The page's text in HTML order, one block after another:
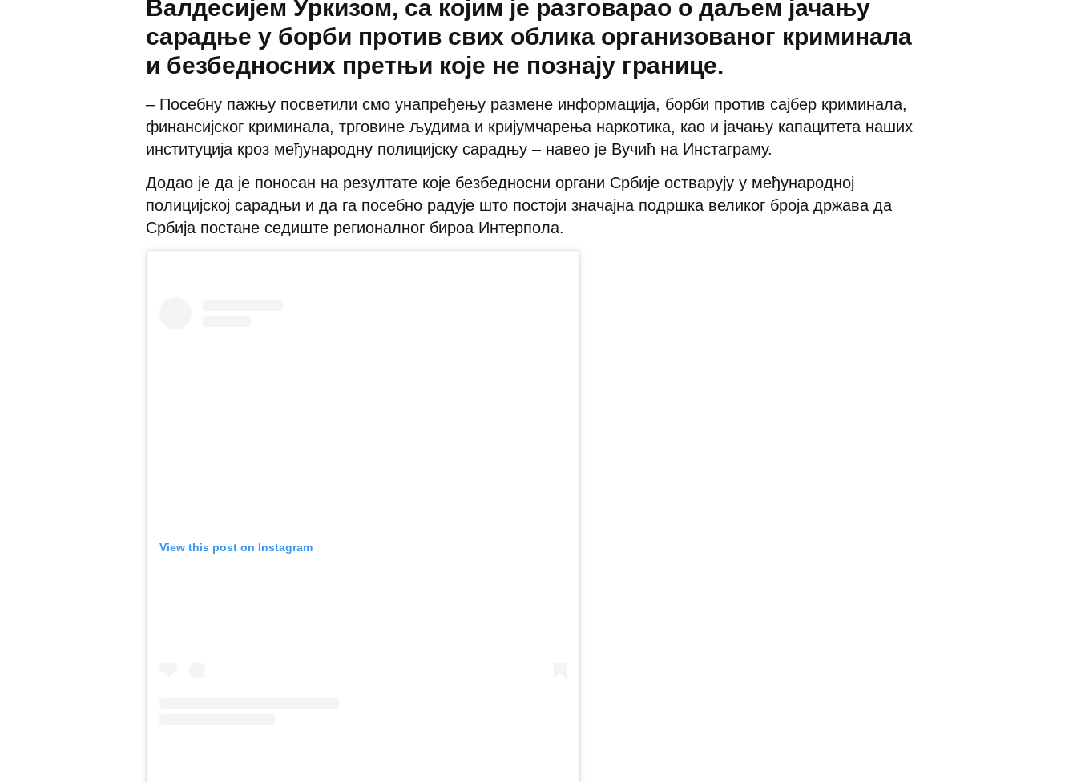
Валдесијем Уркизом, са којим је разговарао о даљем јачању
сарадње у борби против свих облика организованог криминала
и безбедносних претњи које не познају границе.
– Посебну пажњу посветили смо унапређењу размене информација, борби против сајбер криминала,
финансијског криминала, трговине људима и кријумчарења наркотика, као и јачању капацитета наших
институција кроз међународну полицијску сарадњу – навео је Вучић на Инстаграму.
Додао је да је поносан на резултате које безбедносни органи Србије остварују у међународној
полицијској сарадњи и да га посебно радује што постоји значајна подршка великог броја држава да
Србија постане седиште регионалног бироа Интерпола.
View this post on Instagram